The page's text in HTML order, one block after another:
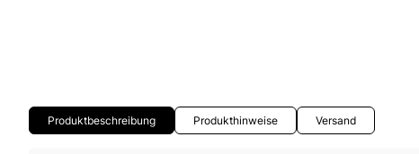
Produktbeschreibung Produkthinweise Versand